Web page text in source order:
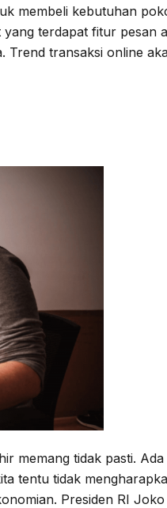
membeli kebutuhan
terdapat fitur
transaksi online
memang tidak pasti.
tentu tidak
Presiden RI